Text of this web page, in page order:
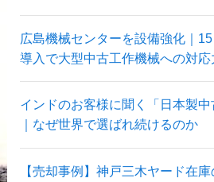
広島機械センターを設備強化｜
導入で大型中古工作機械への対応
インドのお客様に聞く「日本製
｜なぜ世界で選ばれ続けるのか
【売却事例】神戸三木ヤード在